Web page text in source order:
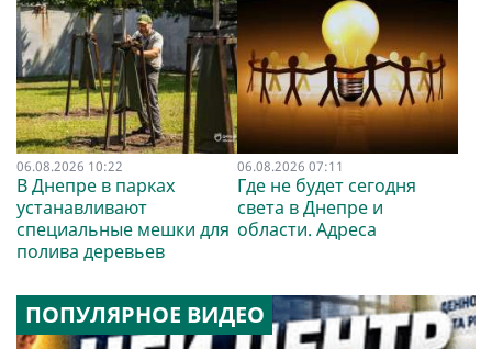
06.08.2026 10:22
В Днепре в парках
устанавливают
специальные мешки для
полива деревьев
06.08.2026 07:11
Где не будет сегодня
света в Днепре и
области. Адреса
ПОПУЛЯРНОЕ ВИДЕО